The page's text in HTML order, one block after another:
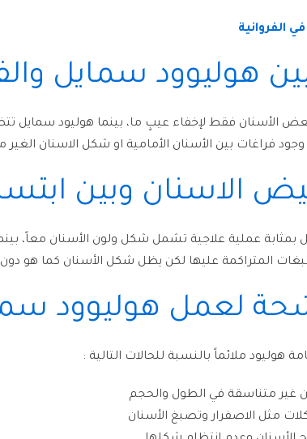
الفروانية
هوليوود سمايل
الأسنان فقط لإخفاء عيبٍ ما، بينما هوليود
فراغات بين الأسنان الأمامية او شكل الاسنان الغير
الاسنان وبين
بمثابة عملية علاجية تشمل شكل ولون الأسنان معاً،
المتراكمة عليها لكن يظل شكل الأسنان كما هو دون
لعمل هوليوود
هوليود ملائماً بالنسبة للحالات التالية :
غير متناسقة في الطول والحجم
مثل الاصفرار وتصبغ الأسنان